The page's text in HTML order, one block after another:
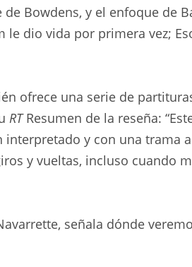
Bowdens, y el enfoque de
dio vida por primera vez;
ofrece una serie de
RTResumen de la reseña:
y con una trama
y vueltas, incluso cuando
señala dónde